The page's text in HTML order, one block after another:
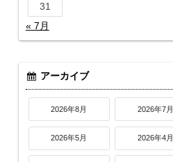
31
« 7月
アーカイブ
2026年8月 2026年7月
2026年5月 2026年4月